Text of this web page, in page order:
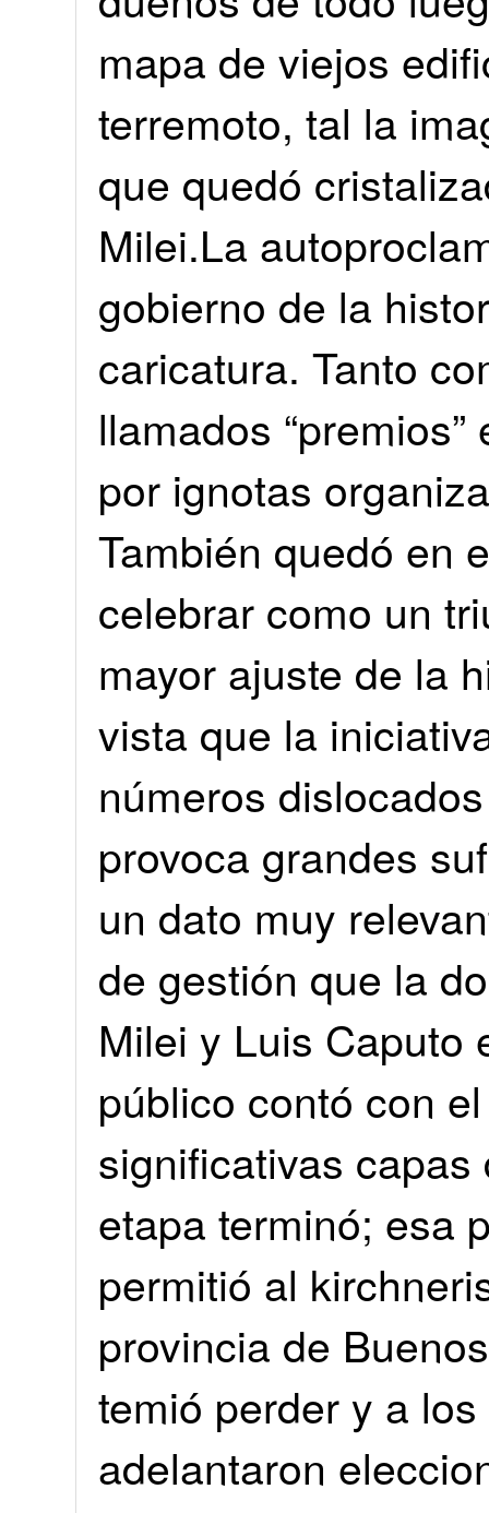
mapa de viejos
terremoto, tal la
que quedó
Milei.La
gobierno de la
caricatura. Tanto
llamados
por ignotas
También quedó en
celebrar como un
mayor ajuste de la
vista que la
números
provoca grandes
un dato muy
de gestión que la
Milei y Luis Caputo
público contó con
significativas
etapa terminó; esa
permitió al
provincia de
temió perder y a
adelantaron